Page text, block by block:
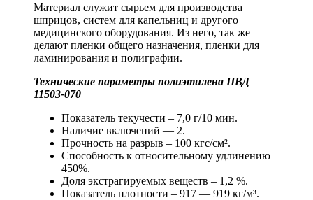
Материал служит сырьем для производства
шприцов, систем для капельниц и другого
медицинского оборудования. Из него, так же
делают пленки общего назначения, пленки для
ламинирования и полиграфии.
Технические параметры полиэтилена ПВД
11503-070
Показатель текучести – 7,0 г/10 мин.
Наличие включений — 2.
Прочность на разрыв – 100 кгс/см².
Способность к относительному удлинению –
450%.
Доля экстрагируемых веществ – 1,2 %.
Показатель плотности – 917 — 919 кг/м³.